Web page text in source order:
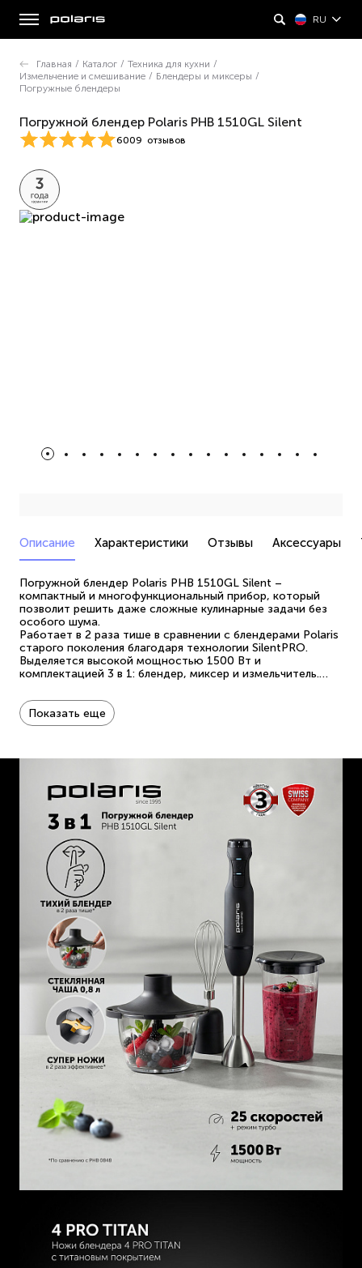
RU
Главная / Каталог / Техника для кухни /
Измельчение и смешивание / Блендеры и миксеры /
Погружные блендеры
Погружной блендер Polaris PHB 1510GL Silent
6009 отзывов
Описание Характеристики Отзывы Аксессуары
Погружной блендер Polaris PHB 1510GL Silent –
компактный и многофункциональный прибор, который
позволит решить даже сложные кулинарные задачи без
особого шума.
Работает в 2 раза тише в сравнении с блендерами Polaris
старого поколения благодаря технологии SilentPRO.
Выделяется высокой мощностью 1500 Вт и
комплектацией 3 в 1: блендер, миксер и измельчитель.
небьющегося пластика (BPA free) с защитной крышкой от
брызг.
4-лепестковый нож блендера 4 PRO TITAN с титановым
Для эффективной работы предусмотрено 25 скоростей с
плавной регулировкой и режим Турбо, которые помогут
добиться необходимой консистенции.
Для защиты двигателя от перегрузки и перегрева
предусмотрена технология PROtect+.
Она продлевает срок службы двигателя и предотвращает
его выход из строя. Гарантия 3 года.
Показать еще